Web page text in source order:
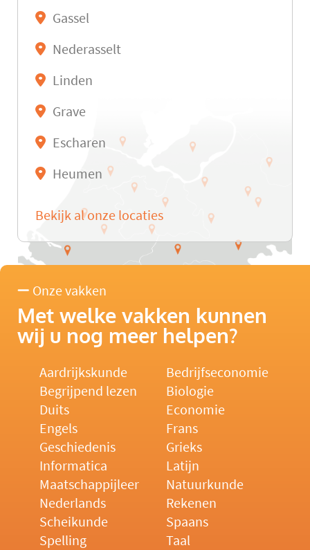
Gassel
Nederasselt
Linden
Grave
Escharen
Heumen
Bekijk al onze locaties
Onze vakken
Met welke vakken kunnen
wij u nog meer helpen?
Aardrijkskunde
Bedrijfseconomie
Begrijpend lezen
Biologie
Duits
Economie
Engels
Frans
Geschiedenis
Grieks
Informatica
Latijn
Maatschappijleer
Natuurkunde
Nederlands
Rekenen
Scheikunde
Spaans
Spelling
Taal